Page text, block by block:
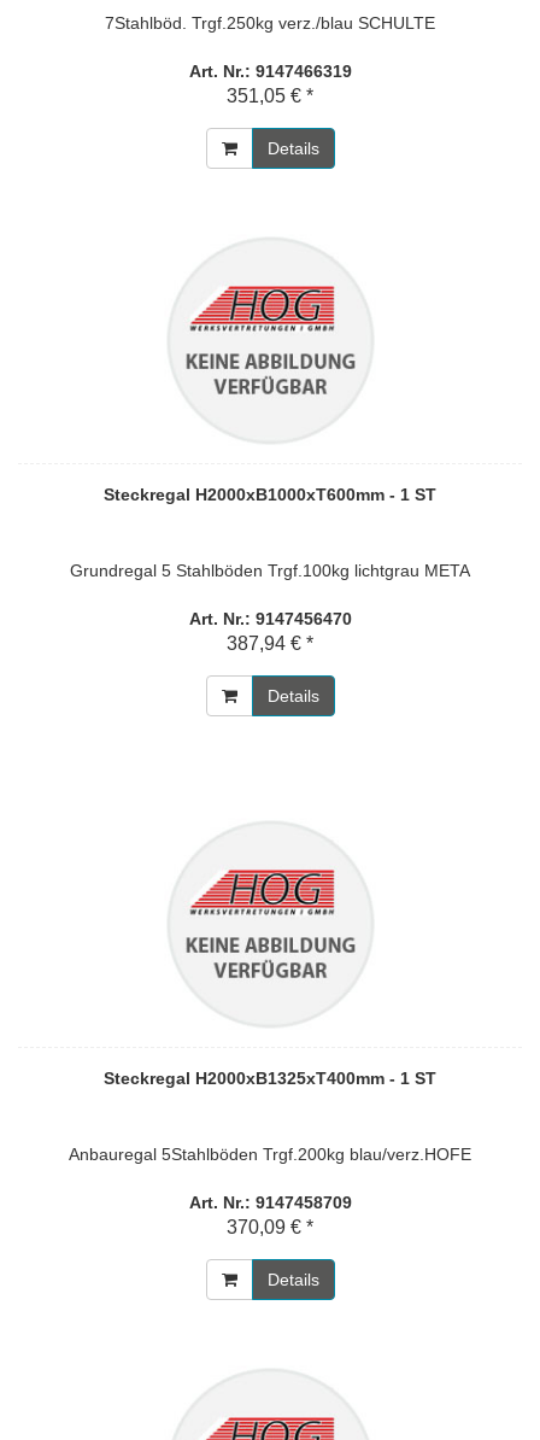
7Stahlböd. Trgf.250kg verz./blau SCHULTE
Art. Nr.: 9147466319
351,05 € *
Details
Steckregal H2000xB1000xT600mm - 1 ST
Grundregal 5 Stahlböden Trgf.100kg lichtgrau META
Art. Nr.: 9147456470
387,94 € *
Details
Steckregal H2000xB1325xT400mm - 1 ST
Anbauregal 5Stahlböden Trgf.200kg blau/verz.HOFE
Art. Nr.: 9147458709
370,09 € *
Details